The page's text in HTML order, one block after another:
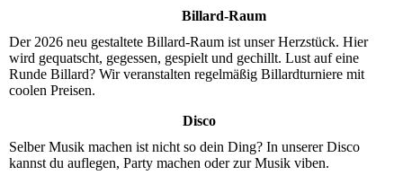
Billard-Raum
Der 2026 neu gestaltete Billard-Raum ist unser Herzstück. Hier
wird gequatscht, gegessen, gespielt und gechillt. Lust auf eine
Runde Billard? Wir veranstalten regelmäßig Billardturniere mit
coolen Preisen.
Disco
Selber Musik machen ist nicht so dein Ding? In unserer Disco
kannst du auflegen, Party machen oder zur Musik viben.